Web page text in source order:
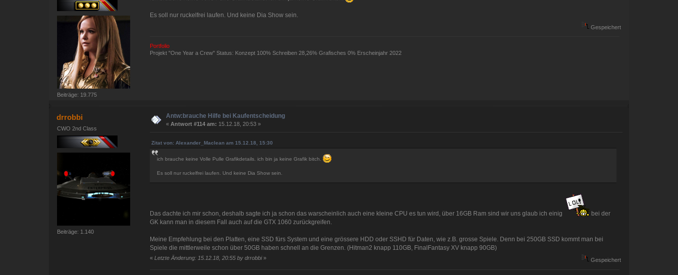
Beiträge: 19.775
Es soll nur ruckelfrei laufen. Und keine Dia Show sein.
Gespeichert
Portfolio
Projekt "One Year a Crew" Status: Konzept 100% Schreiben 28,26% Grafisches 0% Erscheinjahr 2022
drrobbi
CWO 2nd Class
Beiträge: 1.140
Antw:brauche Hilfe bei Kaufentscheidung
« Antwort #114 am: 15.12.18, 20:53 »
Zitat von: Alexander_Maclean am 15.12.18, 15:30
ich brauche keine Volle Pulle Grafikdetails. ich bin ja keine Grafik bitch.
Es soll nur ruckelfrei laufen. Und keine Dia Show sein.
Das dachte ich mir schon, deshalb sagte ich ja schon das warscheinlich auch eine kleine CPU es tun wird, über 16GB Ram sind wir uns glaub ich einig
bei der
GK kann man in diesem Fall auch auf die GTX 1060 zurückgreifen.
Meine Empfehlung bei den Platten, eine SSD fürs System und eine grössere HDD oder SSHD für Daten, wie z.B. grosse Spiele. Denn bei 250GB SSD kommt man bei
Spiele die mittlerweile schon über 50GB haben schnell an die Grenzen. (Hitman2 knapp 110GB, FinalFantasy XV knapp 90GB)
«Letzte Änderung: 15.12.18, 20:55 by drrobbi» Gespeichert